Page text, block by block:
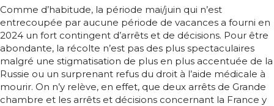
Comme d’habitude, la période mai/juin qui n’est
entrecoupée par aucune période de vacances a fourni en
2024 un fort contingent d’arrêts et de décisions. Pour être
abondante, la récolte n’est pas des plus spectaculaires
malgré une stigmatisation de plus en plus accentuée de la
Russie ou un surprenant refus du droit à l’aide médicale à
mourir. On n’y relève, en effet, que deux arrêts de Grande
chambre et les arrêts et décisions concernant la France y